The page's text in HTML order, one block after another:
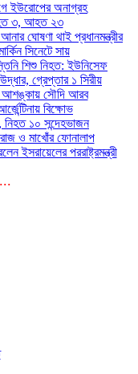
ইউরোপের অনাগ্রহ
৩, আহত ২৩
ঘোষণা থাই প্রধানমন্ত্রীর
সিনেটে সায়
শিশু নিহত: ইউনিসেফ
গ্রেপ্তার ১ সিরীয়
আশঙ্কায় সৌদি আরব
বিক্ষোভ
নিহত ১০ সন্দেহভাজন
ও মাখোঁর ফোনালাপ
ইসরায়েলের পররাষ্ট্রমন্ত্রী